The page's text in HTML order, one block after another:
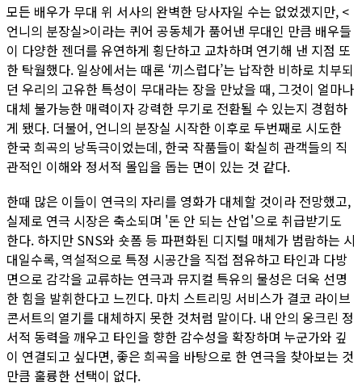
모든 배우가 무대 위 서사의 완벽한 당사자일 수는 없었겠지만, <
언니의 분장실>이라는 퀴어 공동체가 품어낸 무대인 만큼 배우들
이 다양한 젠더를 유연하게 횡단하고 교차하며 연기해 낸 지점 또
한 탁월했다. 일상에서는 때론 ‘끼스럽다’는 납작한 비하로 치부되
던 우리의 고유한 특성이 무대라는 장을 만났을 때, 그것이 얼마나
대체 불가능한 매력이자 강력한 무기로 전환될 수 있는지 경험하
게 됐다. 더불어, 언니의 분장실 시작한 이후로 두번째로 시도한
한국 희곡의 낭독극이었는데, 한국 작품들이 확실히 관객들의 직
관적인 이해와 정서적 몰입을 돕는 면이 있는 것 같다.
한때 많은 이들이 연극의 자리를 영화가 대체할 것이라 전망했고,
실제로 연극 시장은 축소되며 '돈 안 되는 산업'으로 취급받기도
한다. 하지만 SNS와 숏폼 등 파편화된 디지털 매체가 범람하는 시
대일수록, 역설적으로 특정 시공간을 직접 점유하고 타인과 다방
면으로 감각을 교류하는 연극과 뮤지컬 특유의 물성은 더욱 선명
한 힘을 발휘한다고 느낀다. 마치 스트리밍 서비스가 결코 라이브
콘서트의 열기를 대체하지 못한 것처럼 말이다. 내 안의 웅크린 정
서적 동력을 깨우고 타인을 향한 감수성을 확장하며 누군가와 깊
이 연결되고 싶다면, 좋은 희곡을 바탕으로 한 연극을 찾아보는 것
만큼 훌륭한 선택이 없다.